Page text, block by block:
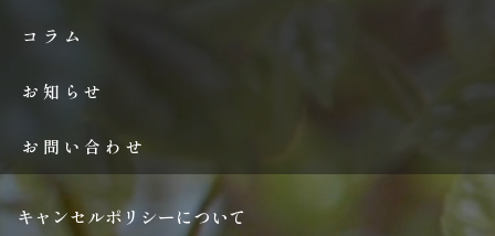
コラム
お知らせ
お問い合わせ
キャンセルポリシーについて